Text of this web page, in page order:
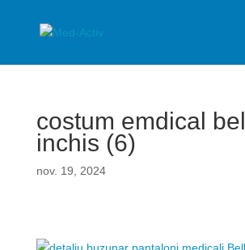
costum emdical
inchis (6)
nov. 19, 2024